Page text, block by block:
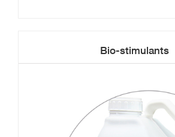
Bio-stimulants